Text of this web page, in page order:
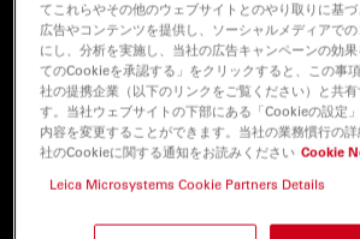
てこれらやその他のウェブサイトとのやり取りに基
広告やコンテンツを提供し、ソーシャルメディアで
にし、分析を実施し、当社の広告キャンペーンの効
てのCookieを承認する」をクリックすると、この事
社の提携企業（以下のリンクをご覧ください）と共
す。当社ウェブサイトの下部にある「Cookieの設定
内容を変更することができます。当社の業務慣行の
社のCookieに関する通知をお読みください Cookie
Leica Microsystems Cookie Partners Details